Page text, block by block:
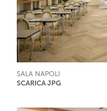
SALA NAPOLI
SCARICA JPG